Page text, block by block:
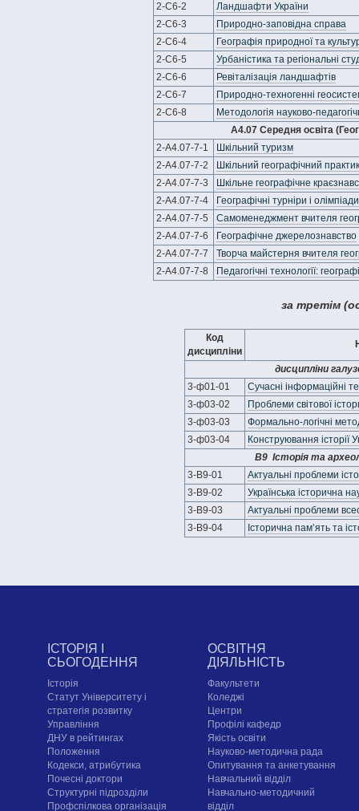
2-С6-2
Ландшафти України
2-С6-3
Природно-заповідна справа
2-С6-4
Географія природної та
2-С6-5
Урбаністика та регіональні
2-С6-6
Ревіталізація ландшафтів
2-С6-7
Природно-техногенні
2-С6-8
Методологія науково-
А4.07 Середня освіта
2-А4.07-7-1
Шкільний туризм
2-А4.07-7-2
Шкільний географічний
2-А4.07-7-3
Шкільне географічне
2-А4.07-7-4
Географічні турніри і олімпіади
2-А4.07-7-5
Самоменеджмент вчителя
2-А4.07-7-6
Географічне джерелознавство
2-А4.07-7-7
Творча майстерня вчителя
2-А4.07-7-8
Педагогічні технології:
за третім
Код
дисципліни
дисципліни
3-ф01-01
Сучасні інформаційні
3-ф03-02
Проблеми світової
3-ф03-03
Формально-логічні
3-ф03-04
Конструювання історії
В9 Історія та
3-B9-01
Актуальні проблеми
3-B9-02
Українська історична
3-B9-03
Актуальні проблеми
3-B9-04
Історична пам’ять та
ІСТОРІЯ І
СЬОГОДЕННЯ
Історія
Статут Університету і
стратегія розвитку
Управління
ДНУ в рейтингах
Положення
Кодекси, атрибутика
Почесні доктори
Структурні підрозділи
Профспілкова організація
ОСВІТНЯ
ДІЯЛЬНІСТЬ
Факультети
Коледжі
Центри
Профілі кафедр
Якість освіти
Науково-методична рада
Опитування та анкетування
Навчальний відділ
Навчально-методичний
відділ